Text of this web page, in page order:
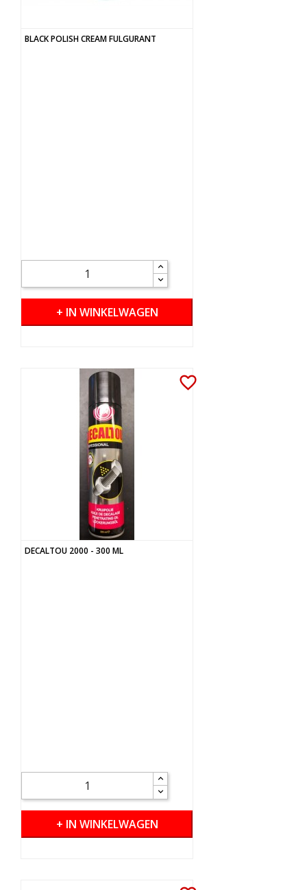
BLACK POLISH CREAM FULGURANT
+ IN WINKELWAGEN
favorite_border
DECALTOU 2000 - 300 ML
+ IN WINKELWAGEN